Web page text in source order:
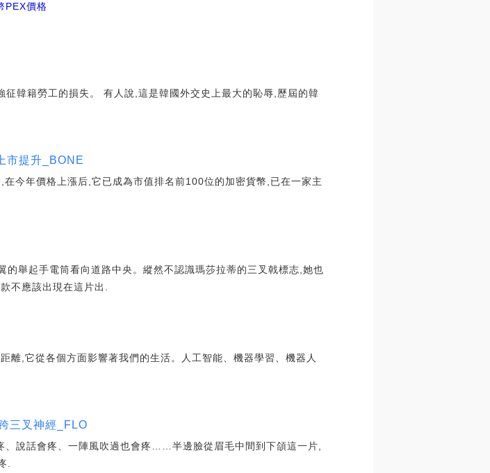
PEX價格
韓籍勞工的損失。 有人說,這是韓國外交史上最大的恥辱,歷屆的韓
市提升_BONE
今年價格上漲后,它已成為市值排名前100位的加密貨幣,已在一家主
舉起手電筒看向道路中央。縱然不認識瑪莎拉蒂的三叉戟標志,她也
不應該出現在這片出.
離,它從各個方面影響著我們的生活。人工智能、機器學習、機器人
三叉神經_FLO
話會疼、一陣風吹過也會疼……半邊臉從眉毛中間到下頜這一片,
.